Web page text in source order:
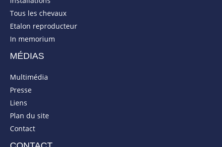
Tous les chevaux
Etalon reproducteur
In memorium
MÉDIAS
Multimédia
Presse
Liens
Plan du site
Contact